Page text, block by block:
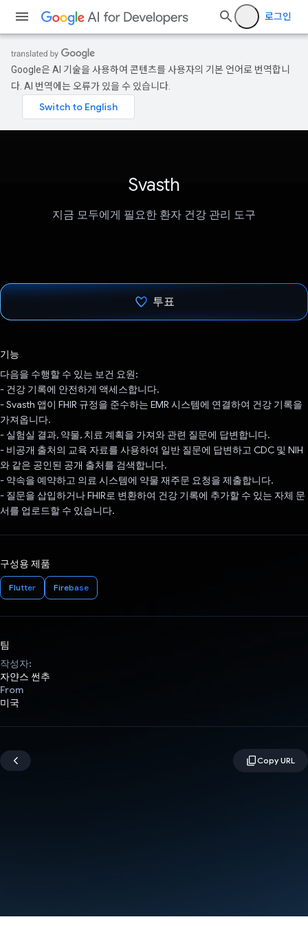
로그인
Google은 AI 기술을 사용하여 콘텐츠를 사용자의 기본 언어로 번역합니
다. AI 번역에는 오류가 있을 수 있습니다.
Svasth
지금 모두에게 필요한 환자 건강 관리 도구
투표
기능
다음을 수행할 수 있는 보건 요원:
- 건강 기록에 안전하게 액세스합니다.
- Svasth 앱이 FHIR 규정을 준수하는 EMR 시스템에 연결하여 건강 기록을
가져옵니다.
- 실험실 결과, 약물, 치료 계획을 가져와 관련 질문에 답변합니다.
- 비공개 출처의 교육 자료를 사용하여 일반 질문에 답변하고 CDC 및 NIH
와 같은 공인된 공개 출처를 검색합니다.
- 약속을 예약하고 의료 시스템에 약물 재주문 요청을 제출합니다.
- 질문을 삽입하거나 FHIR로 변환하여 건강 기록에 추가할 수 있는 자체 문
서를 업로드할 수 있습니다.
구성용 제품
Flutter Firebase
팀
작성자:
자얀스 썬추
From
미국